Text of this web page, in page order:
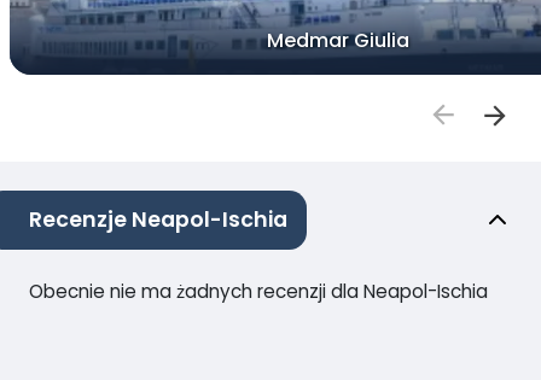
Medmar Giulia
Recenzje Neapol-Ischia
Obecnie nie ma żadnych recenzji dla Neapol-Ischia